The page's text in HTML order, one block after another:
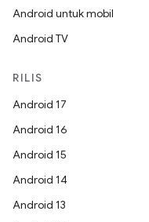
Android untuk mobil
Android TV
RILIS
Android 17
Android 16
Android 15
Android 14
Android 13